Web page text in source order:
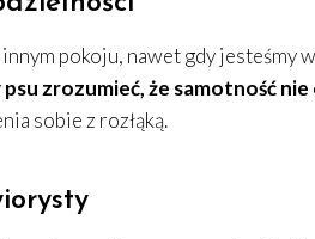
pokoju, nawet gdy jesteśmy
zrozumieć, że samotność
sobie z rozłąką.